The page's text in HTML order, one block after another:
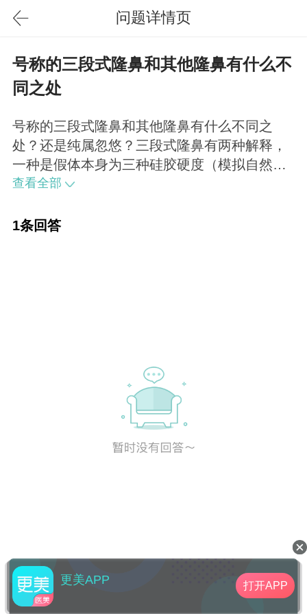
问题详情页
号称的三段式隆鼻和其他隆鼻有什么不
同之处
号称的三段式隆鼻和其他隆鼻有什么不同之
处？还是纯属忽悠？三段式隆鼻有两种解释，
一种是假体本身为三种硅胶硬度（模拟自然
感），另一种是包装医生的手术操作或者假体
查看全部
1条回答
更美APP 打开APP